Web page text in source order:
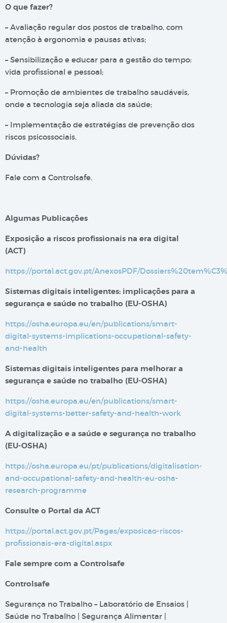
O que fazer?
– Avaliação regular dos postos de trabalho, com
atenção à ergonomia e pausas ativas;
– Sensibilização e educar para a gestão do tempo:
vida profissional e pessoal;
– Promoção de ambientes de trabalho saudáveis,
onde a tecnologia seja aliada da saúde;
– Implementação de estratégias de prevenção dos
riscos psicossociais.
Dúvidas?
Fale com a Controlsafe.
Algumas Publicações
Exposição a riscos profissionais na era digital​
(ACT)
https://portal.act.gov.pt/AnexosPDF/
Sistemas digitais inteligentes: implicações para a
segurança e saúde no trabalho (EU-OSHA)
https://osha.europa.eu/en/publications/smart-
digital-systems-implications-occupational-safety-
and-health
Sistemas digitais inteligentes para melhorar a
segurança e saúde no trabalho​​ (EU-OSHA)
https://osha.europa.eu/en/publications/smart-
digital-systems-better-safety-and-health-work
A digitalização e a saúde e segurança no trabalho
(EU-OSHA)
https://osha.europa.eu/pt/publications/digitalisation-
and-occupational-safety-and-health-eu-osha-
research-programme
Consulte o Portal da ACT
https://portal.act.gov.pt/Pages/exposicao-riscos-
profissionais-era-digital.aspx
Fale sempre com a Controlsafe
Controlsafe
Segurança no Trabalho – Laboratório de Ensaios |
Saúde no Trabalho | Segurança Alimentar |